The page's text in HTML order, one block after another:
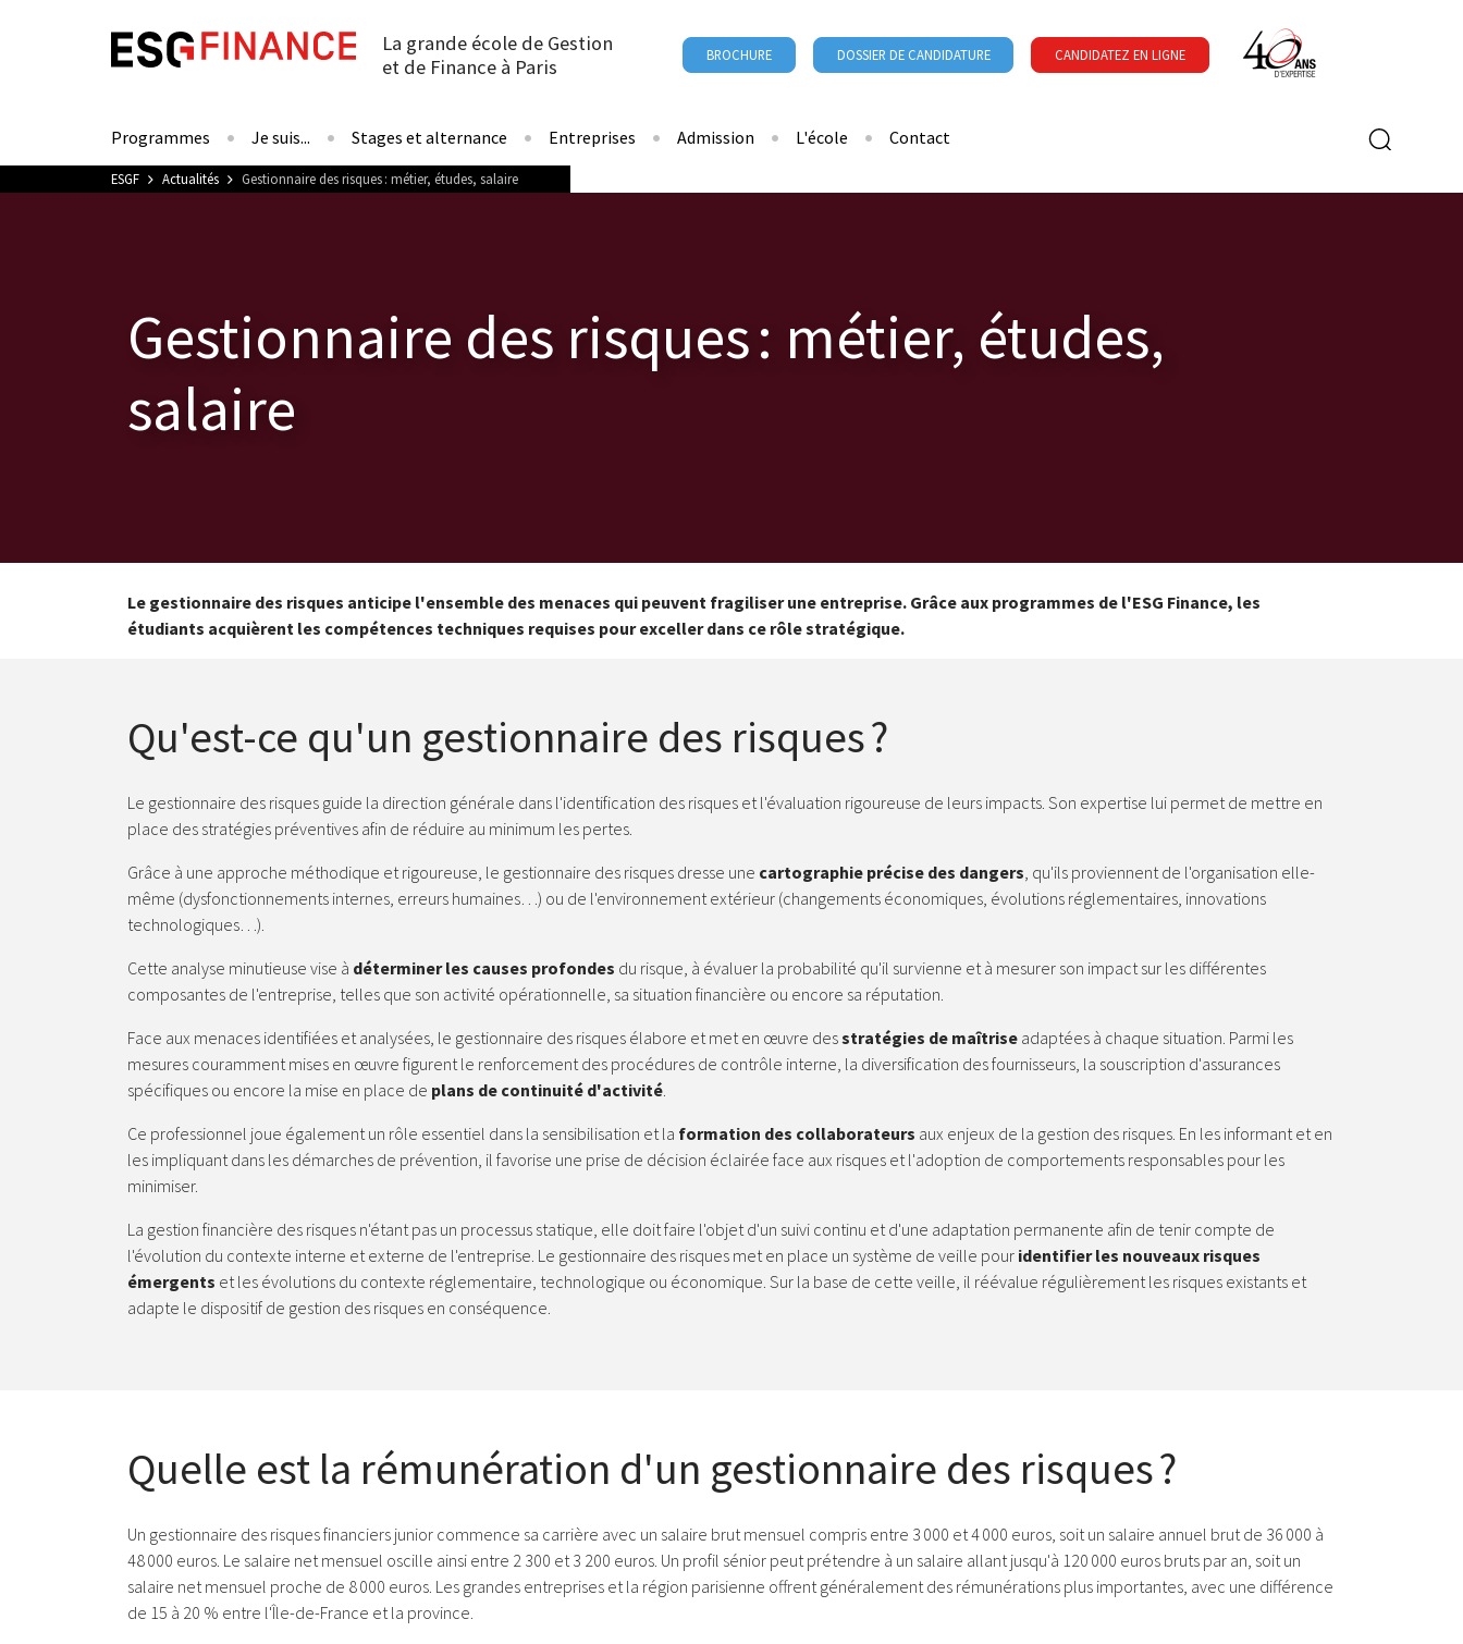
Gestionnaire des risques : métier, études,
salaire
Le gestionnaire des risques anticipe l'ensemble des menaces qui peuvent fragiliser une entreprise. Grâce aux programmes de l'ESG Finance, les
étudiants acquièrent les compétences techniques requises pour exceller dans ce rôle stratégique.
Qu'est-ce qu'un gestionnaire des risques ?
Le gestionnaire des risques guide la direction générale dans l'identification des risques et l'évaluation rigoureuse de leurs impacts. Son expertise lui permet de mettre en
place des stratégies préventives afin de réduire au minimum les pertes.
Grâce à une approche méthodique et rigoureuse, le gestionnaire des risques dresse une cartographie précise des dangers, qu'ils proviennent de l'organisation elle-
même (dysfonctionnements internes, erreurs humaines…) ou de l'environnement extérieur (changements économiques, évolutions réglementaires, innovations
technologiques…).
Cette analyse minutieuse vise à déterminer les causes profondes du risque, à évaluer la probabilité qu'il survienne et à mesurer son impact sur les différentes
composantes de l'entreprise, telles que son activité opérationnelle, sa situation financière ou encore sa réputation.
Face aux menaces identifiées et analysées, le gestionnaire des risques élabore et met en œuvre desstratégies de maîtrise adaptées à chaque situation. Parmi les
mesures couramment mises en œuvre figurent le renforcement des procédures de contrôle interne, la diversification des fournisseurs, la souscription d'assurances
spécifiques ou encore la mise en place de plans de continuité d'activité.
Ce professionnel joue également un rôle essentiel dans la sensibilisation et la formation des collaborateurs aux enjeux de la gestion des risques. En les informant et en
les impliquant dans les démarches de prévention, il favorise une prise de décision éclairée face aux risques et l'adoption de comportements responsables pour les
minimiser.
La gestion financière des risques n'étant pas un processus statique, elle doit faire l'objet d'un suivi continu et d'une adaptation permanente afin de tenir compte de
l'évolution du contexte interne et externe de l'entreprise. Le gestionnaire des risques met en place un système de veille pour identifier les nouveaux risques
émergents et les évolutions du contexte réglementaire, technologique ou économique. Sur la base de cette veille, il réévalue régulièrement les risques existants et
adapte le dispositif de gestion des risques en conséquence.
Quelle est la rémunération d'un gestionnaire des risques ?
Un gestionnaire des risques financiers junior commence sa carrière avec un salaire brut mensuel compris entre 3 000 et 4 000 euros, soit un salaire annuel brut de 36 000 à
48 000 euros. Le salaire net mensuel oscille ainsi entre 2 300 et 3 200 euros. Un profil sénior peut prétendre à un salaire allant jusqu'à 120 000 euros bruts par an, soit un
salaire net mensuel proche de 8 000 euros. Les grandes entreprises et la région parisienne offrent généralement des rémunérations plus importantes, avec une différence
de 15 à 20 % entre l'Île-de-France et la province.
La grande école de Gestion
et de Finance à Paris
BROCHURE DOSSIER DE CANDIDATURE CANDIDATEZ EN LIGNE
Programmes Je suis... Stages et alternance Entreprises Admission L'école Contact
Formulaire de recherche
Vous êtes ici
ESGF Actualités Gestionnaire des risques : métier, études, salaire